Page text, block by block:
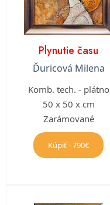
Plynutie času
Ďuricová Milena
Komb. tech. - plátno
50 x 50 x cm
Zarámované
Kúpiť - 790€